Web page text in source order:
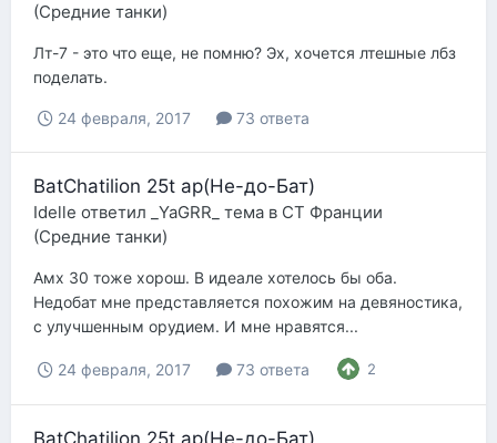
(Средние танки)
Лт-7 - это что еще, не помню? Эх, хочется лтешные лбз
поделать.
24 февраля, 2017 73 ответа
BatChatilion 25t ap(Не-до-Бат)
Idelle ответил _YaGRR_ тема в СТ Франции
(Средние танки)
Амх 30 тоже хорош. В идеале хотелось бы оба.
Недобат мне представляется похожим на девяностика,
с улучшенным орудием. И мне нравятся...
24 февраля, 2017 73 ответа 2